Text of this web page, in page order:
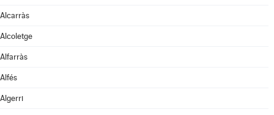
Alcarràs
Alcoletge
Alfarràs
Alfés
Algerri